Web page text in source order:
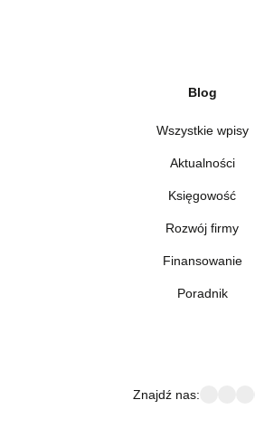
Blog
Wszystkie wpisy
Aktualności
Księgowość
Rozwój firmy
Finansowanie
Poradnik
Znajdź nas: